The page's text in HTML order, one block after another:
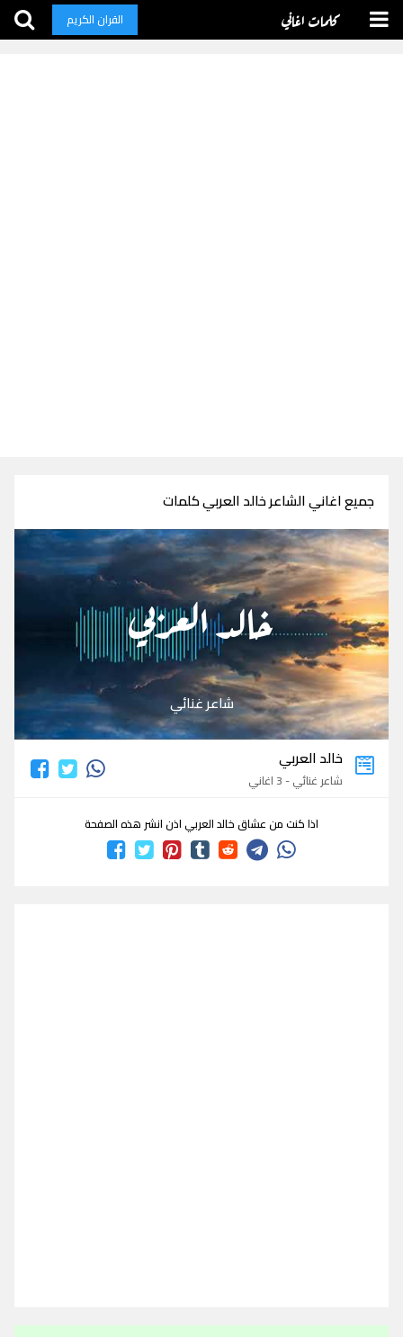
كلمات اغاني القران الكريم
جميع اغاني الشاعر خالد العربي كلمات
خالد العربي
شاعر غنائي
خالد العربي
شاعر غنائي - 3 اغاني
اذا كنت من عشاق خالد العربي اذن انشر هذه الصفحة